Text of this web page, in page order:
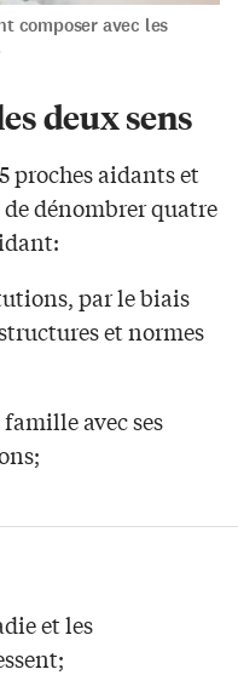
composer avec les
deux sens
proches aidants et
dénombrer quatre
par le biais
et normes
famille avec ses
et les